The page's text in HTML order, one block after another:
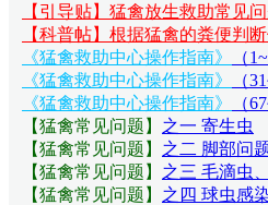
【引导贴】猛禽放生救助常见
【科普帖】根据猛禽的粪便判
《猛禽救助中心操作指南》
（
《猛禽救助中心操作指南》
（
《猛禽救助中心操作指南》
（
【猛禽常见问题 】 之一 寄生虫
【猛禽常见问题 】 之二 脚部问
【猛禽常见问题 】 之三 毛滴虫
【猛禽常见问题 】 之四 球虫感